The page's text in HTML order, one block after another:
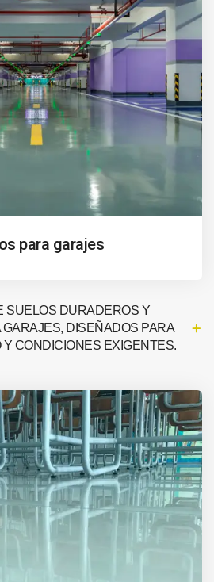
para garajes
SUELOS DURADEROS Y
DISEÑADOS PARA
CONDICIONES EXIGENTES.